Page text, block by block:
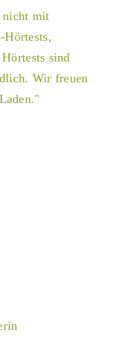
nicht mit
Hörtests,
sind
Wir freuen